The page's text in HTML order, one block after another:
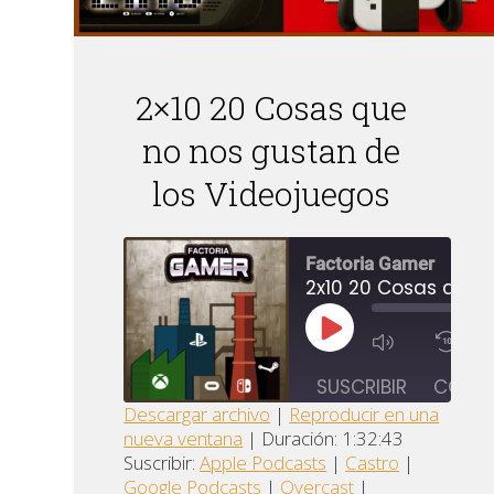
2×10 20 Cosas que
no nos gustan de
los Videojuegos
Factoria Gamer
REPRODUCIR
SUSCRIBIR
Apple
Podcasts
Castro
COMPARTIR
ENLACE
Descargar archivo | Reproducir en una
nueva ventana | Duración: 1:32:43
Suscribir:Apple Podcasts | Castro |
Google Podcasts | Overcast |